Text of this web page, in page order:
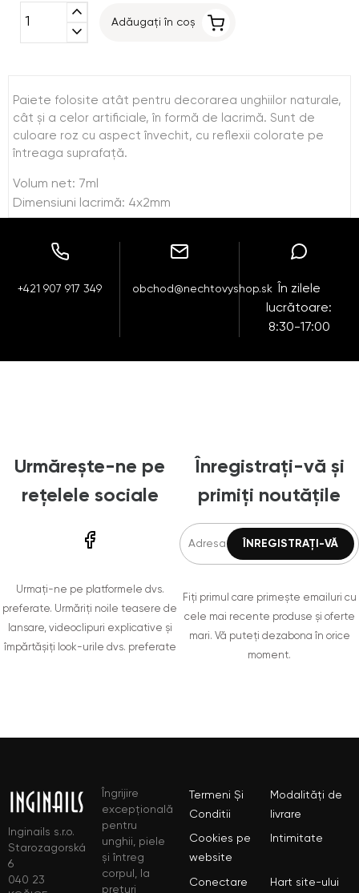
expand_less
expand_more
Adăugați în coș
Paiete folosite atât pentru decorarea unghiilor naturale,
cât şi a celor artificiale, în formă de lacrimă. Sunt de
culoare roz cu aspect învechit, cu reflexii colorate pe
întreaga suprafaţă.
Volum net: 7ml
Dimensiuni lacrimă: 4x2mm
+421 907 917 349 obchod@nechtovyshop.sk
În zilele
lucrătoare:
8:30-17:00
Urmărește-ne pe
rețelele sociale
Urmați-ne pe platformele dvs.
preferate. Urmăriți noile teasere de
lansare, videoclipuri explicative și
împărtășiți look-urile dvs. preferate
Înregistrați-vă și
primiți noutățile
Fiți primul care primește emailuri cu
cele mai recente produse și oferte
mari. Vă puteți dezabona în orice
moment.
Inginails s.r.o.
Starozagorská
6
040 23
Îngrijire
excepțională
pentru
unghii, piele
și întreg
corpul, la
prețuri
Termeni Și
Conditii
Modalități de
livrare
Cookies pe
website
Intimitate
Conectare Hart site-ului